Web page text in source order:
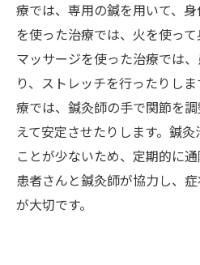
療では、専用の鍼を用いて、
を使った治療では、火を使って
マッサージを使った治療では
り、ストレッチを行ったりし
療では、鍼灸師の手で関節を
えて安定させたりします。鍼
ことが少ないため、定期的に
患者さんと鍼灸師が協力し、
が大切です。